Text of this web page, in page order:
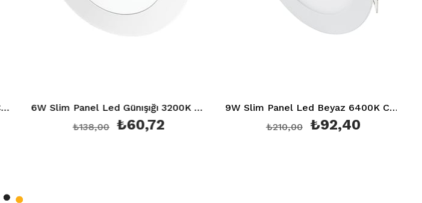
6W Slim Panel Led Günışığı 3200K Ct 5145
₺60,72
₺138,00
9W Slim Panel Led Beyaz 6400K Ct 5146
₺92,40
₺210,00